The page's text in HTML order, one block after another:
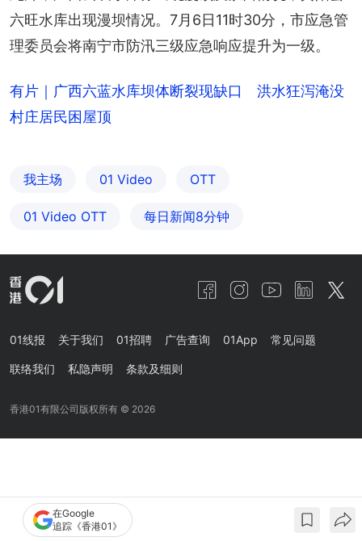
六旺水库出现漫坝情况。7月6日11时30分，市应急管
理委员会将南宁市防汛三级应急响应提升为一级。
有片｜广西六蓝水库坝体断裂现缺口 洪水狂泻淹没
村庄居民困屋顶
我主场 01 Video OTT
01‌ ‌Video‌ ‌OTT 每日新闻8分钟
在Google
追踪《香港01》
01线报 关于我们 01招聘 广告查询 01App 常见问题
联络我们 私隐声明 条款及细则
香港01有限公司版权所有 © 2026